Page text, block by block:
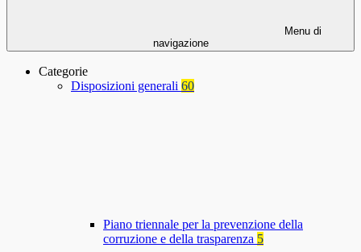
Menu di
navigazione
Categorie
Disposizioni generali 60
Piano triennale per la prevenzione della
corruzione e della trasparenza 5